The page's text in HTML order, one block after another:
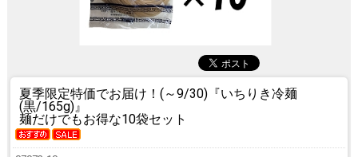
夏季限定特価でお届け！(～9/30)『いちりき冷麺
(黒/165g)』
麺だけでもお得な10袋セット